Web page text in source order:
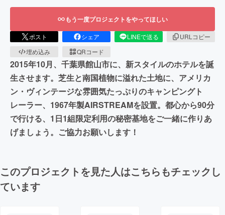
もう一度プロジェクトをやってほしい
ポスト シェア LINEで送る
URLコピー
埋め込み
QRコード
2015年10月、千葉県館山市に、新スタイルのホテルを誕
生させます。芝生と南国植物に溢れた土地に、アメリカ
ン・ヴィンテージな雰囲気たっぷりのキャンピングト
レーラー、1967年製AIRSTREAMを設置。都心から90分
で行ける、1日1組限定利用の秘密基地をご一緒に作りあ
げましょう。ご協力お願いします！
このプロジェクトを見た人はこちらもチェックし
ています